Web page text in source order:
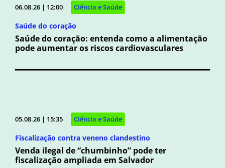
06.08.26 | 12:00 Ciência e Saúde
Saúde do coração
Saúde do coração: entenda como a alimentação
pode aumentar os riscos cardiovasculares
05.08.26 | 15:35 Ciência e Saúde
Fiscalização contra veneno clandestino
Venda ilegal de “chumbinho” pode ter
fiscalização ampliada em Salvador